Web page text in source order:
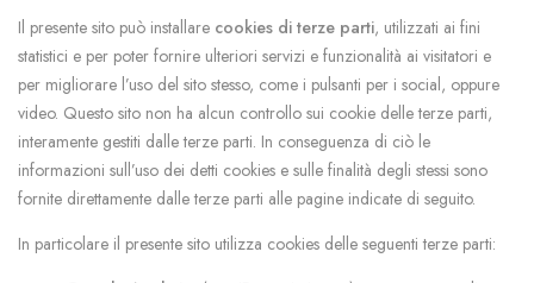
Il presente sito può installare cookies di terze parti, utilizzati ai fini
statistici e per poter fornire ulteriori servizi e funzionalità ai visitatori e
per migliorare l’uso del sito stesso, come i pulsanti per i social, oppure
video. Questo sito non ha alcun controllo sui cookie delle terze parti,
interamente gestiti dalle terze parti. In conseguenza di ciò le
informazioni sull’uso dei detti cookies e sulle finalità degli stessi sono
fornite direttamente dalle terze parti alle pagine indicate di seguito.
In particolare il presente sito utilizza cookies delle seguenti terze parti: